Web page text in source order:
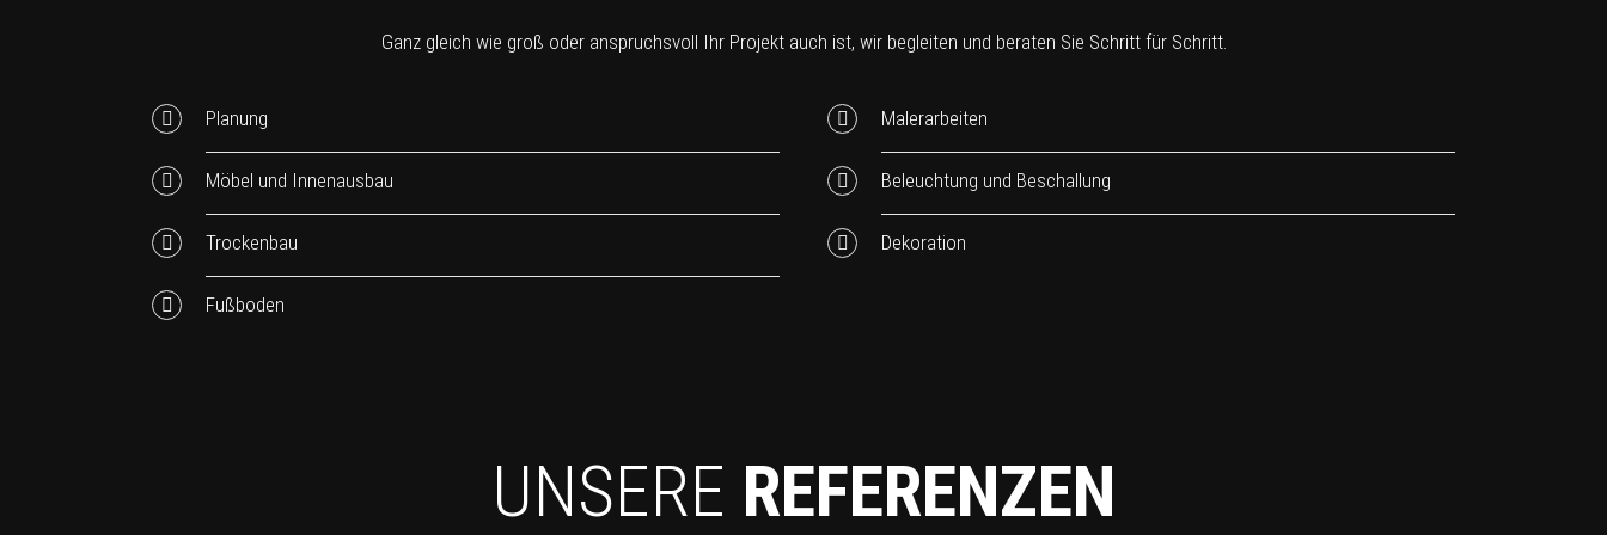
Ganz gleich wie groß oder anspruchsvoll Ihr Projekt auch ist, wir begleiten und beraten Sie Schritt für Schritt.
Planung
Möbel und Innenausbau
Trockenbau
Fußboden
Malerarbeiten
Beleuchtung und Beschallung
Dekoration
UNSERE REFERENZEN